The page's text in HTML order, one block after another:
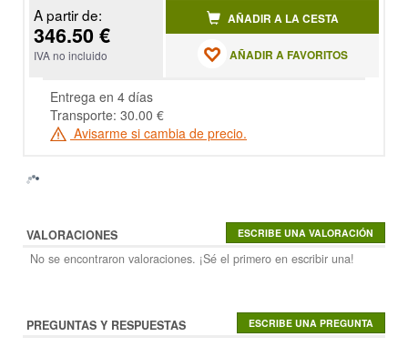
A partir de:
346.50 €
IVA no incluido
AÑADIR A LA CESTA
AÑADIR A FAVORITOS
Entrega en 4 días
Transporte: 30.00 €
Avisarme si cambia de precio.
VALORACIONES
No se encontraron valoraciones. ¡Sé el primero en escribir una!
PREGUNTAS Y RESPUESTAS